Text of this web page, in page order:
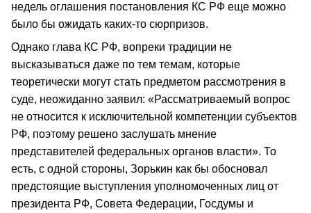
недель оглашения постановления КС РФ еще можно
было бы ожидать каких-то сюрпризов.
Однако глава КС РФ, вопреки традиции не
высказываться даже по тем темам, которые
теоретически могут стать предметом рассмотрения в
суде, неожиданно заявил: «Рассматриваемый вопрос
не относится к исключительной компетенции субъектов
РФ, поэтому решено заслушать мнение
представителей федеральных органов власти». То
есть, с одной стороны, Зорькин как бы обосновал
предстоящие выступления уполномоченных лиц от
президента РФ, Совета Федерации, Госдумы и